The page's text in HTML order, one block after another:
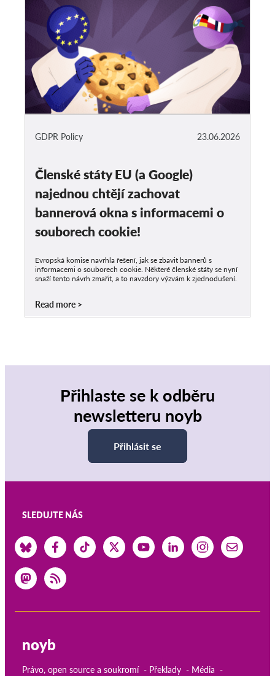
23.06.2026
GDPR Policy
Členské státy EU (a Google)
najednou chtějí zachovat
bannerová okna s informacemi o
souborech cookie!
Evropská komise navrhla řešení, jak se zbavit bannerů s
informacemi o souborech cookie. Některé členské státy se nyní
snaží tento návrh zmařit, a to navzdory výzvám k zjednodušení.
Read more
Přihlaste se k odběru
newsletteru noyb
Přihlásit se
SLEDUJTE NÁS
noyb
Právo, open source a soukromí Překlady
Média